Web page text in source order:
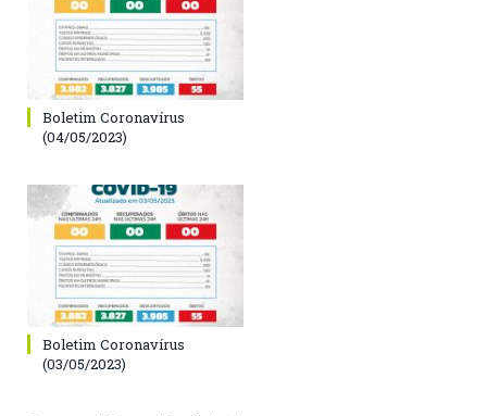
Boletim Coronavírus
(04/05/2023)
Boletim Coronavírus
(03/05/2023)